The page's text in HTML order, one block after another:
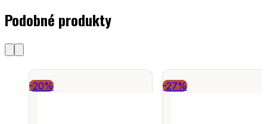
Podobné produkty
-20% -27%